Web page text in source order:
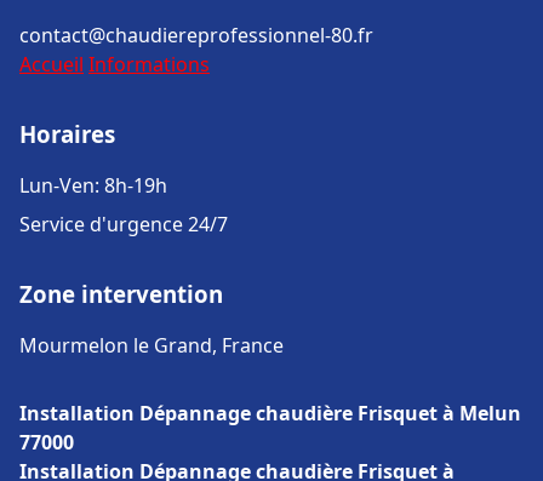
contact@chaudiereprofessionnel-80.fr
Accueil Informations
Horaires
Lun-Ven: 8h-19h
Service d'urgence 24/7
Zone intervention
Mourmelon le Grand, France
Installation Dépannage chaudière Frisquet à Melun
77000
Installation Dépannage chaudière Frisquet à